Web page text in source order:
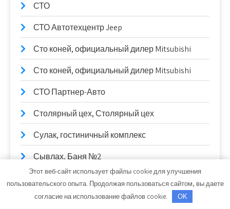
СТО
СТО Автотехцентр Jeep
Сто коней, официальный дилер Mitsubishi
Сто коней, официальный дилер Mitsubishi
СТО Партнер-Авто
Столярный цех, Столярный цех
Сулак, гостиничный комплекс
Сывлах, Баня №2
Сывлах, Баня №2
Таганай, гостиница
Этот веб-сайт использует файлы cookie для улучшения
пользовательского опыта. Продолжая пользоваться сайтом, вы даете
согласие на использование файлов cookie.
OK